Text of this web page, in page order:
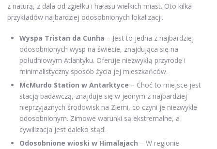
z naturą, z dala od zgiełku i hałasu wielkich miast. Oto kilka
przykładów najbardziej odosobnionych lokalizacji.
Wyspa Tristan da Cunha – Jest to jedna z najbardziej
odosobnionych wysp na świecie, znajdująca się na
południowym Atlantyku. Oferuje niezwykłą przyrodę i
minimalistyczny sposób życia jej mieszkańców.
McMurdo Station w Antarktyce – Choć to miejsce jest
stacją badawczą, znajduje się w jednym z najbardziej
nieprzyjaznych środowisk na Ziemi, co czyni je niezwykle
odosobnionym. Zimowe warunki są ekstremalne, a
cywilizacja jest daleko stąd.
Odosobnione wioski w Himalajach – W regionie